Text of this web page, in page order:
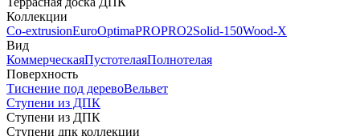
Коллекции
Co-extrusionEuroOptimaPROPRO2Solid-150Wood-X
Вид
КоммерческаяПустотелаяПолнотелая
Поверхность
Тиснение под деревоВельвет
Ступени из ДПК
Ступени из ДПК
Ступени дпк коллекции